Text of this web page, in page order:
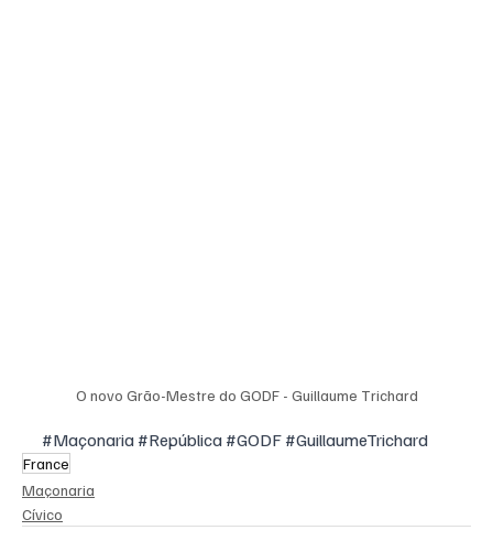
O novo Grão-Mestre do GODF - Guillaume Trichard
#Maçonaria #República #GODF #GuillaumeTrichard
France
Maçonaria
Cívico